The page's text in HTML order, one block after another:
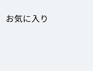
お気に入り